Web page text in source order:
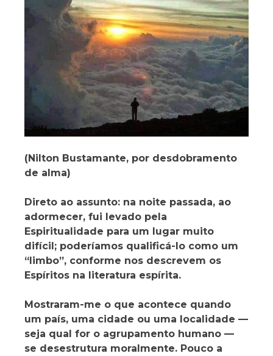
(Nilton Bustamante, por desdobramento
de alma)
Direto ao assunto: na noite passada, ao
adormecer, fui levado pela
Espiritualidade para um lugar muito
difícil; poderíamos qualificá-lo como um
“limbo”, conforme nos descrevem os
Espíritos na literatura espírita.
Mostraram-me o que acontece quando
um país, uma cidade ou uma localidade —
seja qual for o agrupamento humano —
se desestrutura moralmente. Pouco a